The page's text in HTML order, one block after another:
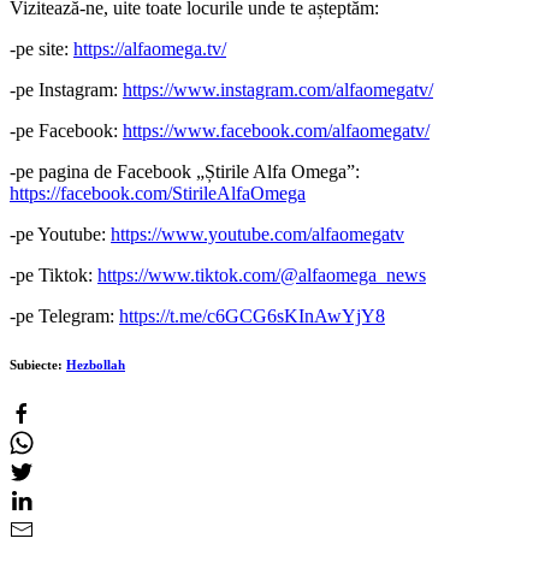
Vizitează-ne, uite toate locurile unde te așteptăm:
-pe site: https://alfaomega.tv/
-pe Instagram: https://www.instagram.com/alfaomegatv/
-pe Facebook: https://www.facebook.com/alfaomegatv/
-pe pagina de Facebook „Știrile Alfa Omega”:
https://facebook.com/StirileAlfaOmega
-pe Youtube: https://www.youtube.com/alfaomegatv
-pe Tiktok: https://www.tiktok.com/@alfaomega_news
-pe Telegram: https://t.me/c6GCG6sKInAwYjY8
Subiecte: Hezbollah